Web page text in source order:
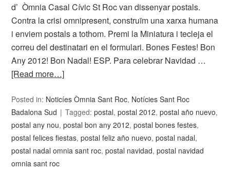
d’ Òmnia Casal Cívic St Roc van dissenyar postals.
Contra la crisi omnipresent, construïm una xarxa humana
i enviem postals a tothom. Premi la Miniatura i tecleja el
correu del destinatari en el formulari. Bones Festes! Bon
Any 2012! Bon Nadal! ESP. Para celebrar Navidad …
[Read more…]
Posted in: Noticíes Òmnia Sant Roc, Notícies Sant Roc
Badalona Sud
Tagged:postal,postal 2012,postal año nuevo,
postal any nou,postal bon any 2012,postal bones festes,
postal felices fiestas,postal feliz año nuevo,postal nadal,
postal nadal omnia sant roc,postal navidad,postal navidad
omnia sant roc